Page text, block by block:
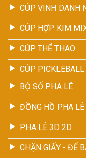
CÚP VINH DANH
CÚP HỢP KIM
CÚP THỂ THAO
CÚP
BỘ SỐ PHA LÊ
ĐỒNG HỒ PHA LÊ
PHA LÊ 3D 2D
CHẶN GIẤY - ĐỂ